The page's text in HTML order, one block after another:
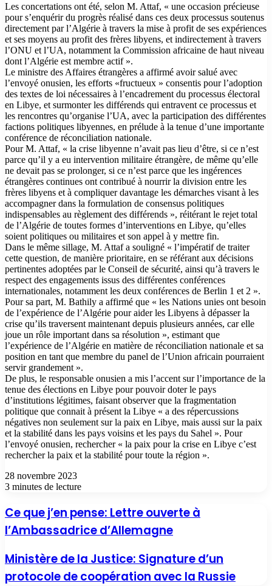
Les concertations ont été, selon M. Attaf, « une occasion précieuse
pour s’enquérir du progrès réalisé dans ces deux processus soutenus
directement par l’Algérie à travers la mise à profit de ses expériences
et ses moyens au profit des frères libyens, et indirectement à travers
l’ONU et l’UA, notamment la Commission africaine de haut niveau
dont l’Algérie est membre actif ».
Le ministre des Affaires étrangères a affirmé avoir salué avec
l’envoyé onusien, les efforts «fructueux » consentis pour l’adoption
des textes de loi nécessaires à l’encadrement du processus électoral
en Libye, et surmonter les différends qui entravent ce processus et
les rencontres qu’organise l’UA, avec la participation des différentes
factions politiques libyennes, en prélude à la tenue d’une importante
conférence de réconciliation nationale.
Pour M. Attaf, « la crise libyenne n’avait pas lieu d’être, si ce n’est
parce qu’il y a eu intervention militaire étrangère, de même qu’elle
ne devait pas se prolonger, si ce n’est parce que les ingérences
étrangères continues ont contribué à nourrir la division entre les
frères libyens et à compliquer davantage les démarches visant à les
accompagner dans la formulation de consensus politiques
indispensables au règlement des différends », réitérant le rejet total
de l’Algérie de toutes formes d’interventions en Libye, qu’elles
soient politiques ou militaires et son appel à y mettre fin.
Dans le même sillage, M. Attaf a souligné « l’impératif de traiter
cette question, de manière prioritaire, en se référant aux décisions
pertinentes adoptées par le Conseil de sécurité, ainsi qu’à travers le
respect des engagements issus des différentes conférences
internationales, notamment les deux conférences de Berlin 1 et 2 ».
Pour sa part, M. Bathily a affirmé que « les Nations unies ont besoin
de l’expérience de l’Algérie pour aider les Libyens à dépasser la
crise qu’ils traversent maintenant depuis plusieurs années, car elle
joue un rôle important dans sa résolution », estimant que
l’expérience de l’Algérie en matière de réconciliation nationale et sa
position en tant que membre du panel de l’Union africain pourraient
servir grandement ».
De plus, le responsable onusien a mis l’accent sur l’importance de la
tenue des élections en Libye pour pouvoir doter le pays
d’institutions légitimes, faisant observer que la fragmentation
politique que connait à présent la Libye « a des répercussions
négatives non seulement sur la paix en Libye, mais aussi sur la paix
et la stabilité dans les pays voisins et les pays du Sahel ». Pour
l’envoyé onusien, rechercher « la paix pour la crise en Libye c’est
rechercher la paix et la stabilité pour toute la région ».
28 novembre 2023
3 minutes de lecture
Ce que j’en pense: Lettre ouverte à
l’Ambassadrice d’Allemagne
Ministère de la Justice: Signature d’un
protocole de coopération avec la Russie